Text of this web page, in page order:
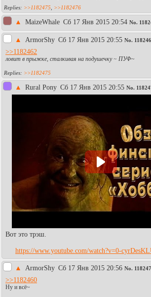
>>1182475 >>1182476
▲ MaizeWhale Сб 17 Янв 2015 20:54 No.
▲ АrmorShy Сб 17 Янв 2015 20:55 No.
>>1182462
ловит в прыжке, сталкивая на подушечку ~ ПУФ~
>>1182475
▲ Rural Pony Сб 17 Янв 2015 20:55 No.
Вот это трэш.
https://www.youtube.com/watch?v=0-
▲ АrmorShy Сб 17 Янв 2015 20:56 No.
>>1182460
Ну и всё~